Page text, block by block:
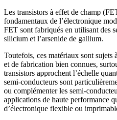
Les transistors à effet de champ
fondamentaux de l’électronique
FET sont fabriqués en utilisant des
silicium et l’arsenide de gallium.
Toutefois, ces matériaux sont sujets
et de fabrication bien connues,
transistors approchent l’échelle
semi-conducteurs sont
ou complémenter les semi-
applications de haute performance
d’électronique flexible ou